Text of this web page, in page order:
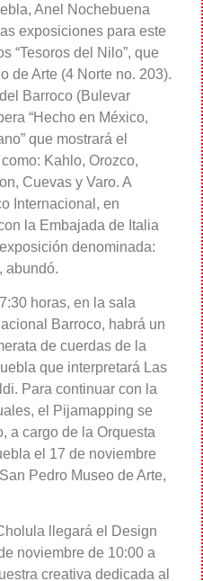
Anel Nochebuena
exposiciones para este
“Tesoros del Nilo”, que
de Arte (4 Norte no. 203).
Barroco (Bulevar
“Hecho en México,
que mostrará el
Kahlo, Orozco,
Cuevas y Varo. A
Internacional, en
la Embajada de Italia
denominada:
abundó.
horas, en la sala
Barroco, habrá un
de cuerdas de la
que interpretará Las
Para continuar con la
el Pijamapping se
a cargo de la Orquesta
el 17 de noviembre
Pedro Museo de Arte,
llegará el Design
noviembre de 10:00 a
creativa dedicada al